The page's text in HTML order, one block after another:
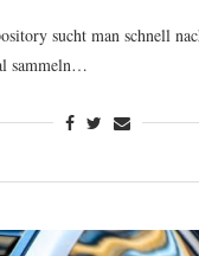
sucht man schnell
sammeln…